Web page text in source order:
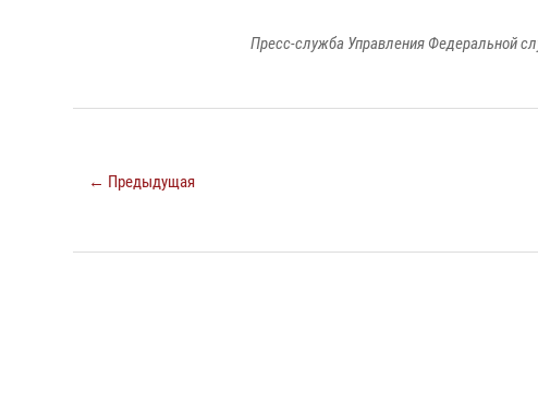
Пресс-служба Управления Федеральной
← Предыдущая